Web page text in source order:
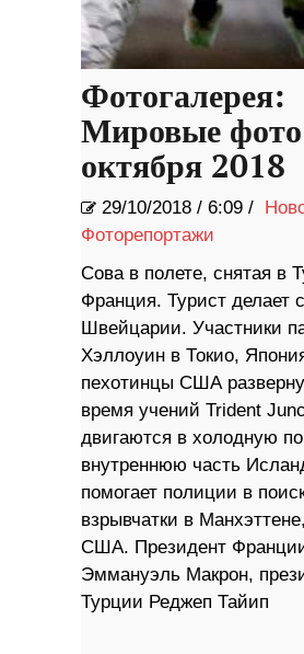
Фотогалерея:
Мировые
октября 2018
29/10/2018 / 6:09 /
Фоторепортажи
Сова в полете, снятая в
Франция. Турист делает
Швейцарии. Участники
Хэллоуин в Токио,
пехотинцы США
время учений Trident
двигаются в холодную
внутреннюю часть
помогает полиции в
взрывчатки в
США. Президент
Эммануэль Макрон,
Турции Реджеп Тайип